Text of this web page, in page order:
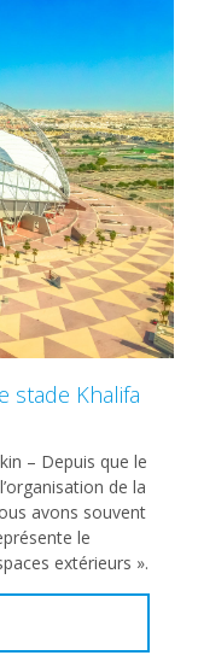
stade Khalifa
– Depuis que le
de la
avons souvent
le
extérieurs ».